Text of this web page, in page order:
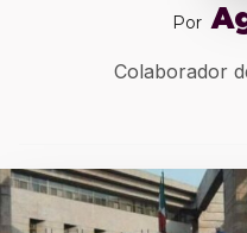
Por
Colaborador